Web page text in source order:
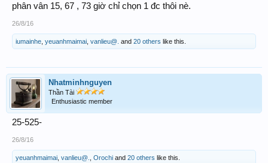
phân vân 15, 67 , 73 giờ chỉ chọn 1 đc thôi nè.
26/8/16
iumainhe yeuanhmaimai vanlieu@. and 20 others like this.
Nhatminhnguyen
Thần Tài
Enthusiastic member
25-525-
26/8/16
yeuanhmaimai vanlieu@. Orochi and 20 others like this.